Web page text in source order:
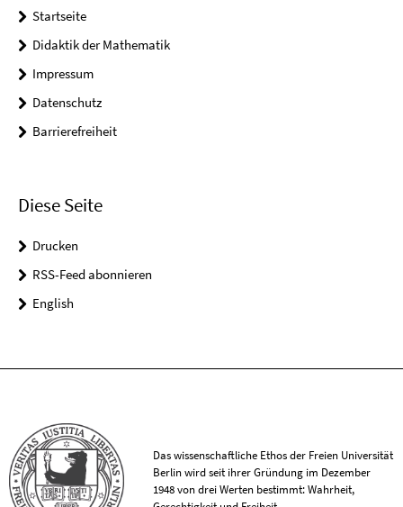
Startseite
Didaktik der Mathematik
Impressum
Datenschutz
Barrierefreiheit
Diese Seite
Drucken
RSS-Feed abonnieren
English
Das wissenschaftliche Ethos der Freien Universität
Berlin wird seit ihrer Gründung im Dezember
1948 von drei Werten bestimmt: Wahrheit,